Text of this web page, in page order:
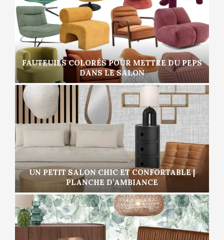
FAUTEUILS COLORÉS POUR METTRE DU PEPS
DANS LE SALON
UN PETIT SALON CHIC ET CONFORTABLE |
PLANCHE D’AMBIANCE